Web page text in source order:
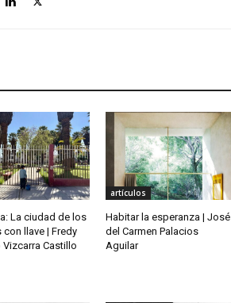
La ciudad de los
con llave | Fredy
Vizcarra Castillo
artículos
Habitar la esperanza | José
del Carmen Palacios
Aguilar